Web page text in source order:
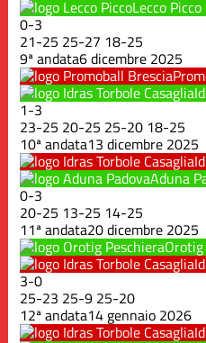
Lecco Picco
0-3
21-25 25-27 18-25
9ª andata6 dicembre 2025
1-3
23-25 20-25 25-20 18-25
10ª andata13 dicembre 2025
Aduna
0-3
20-25 13-25 14-25
11ª andata20 dicembre 2025
3-0
25-23 25-9 25-20
12ª andata14 gennaio 2026